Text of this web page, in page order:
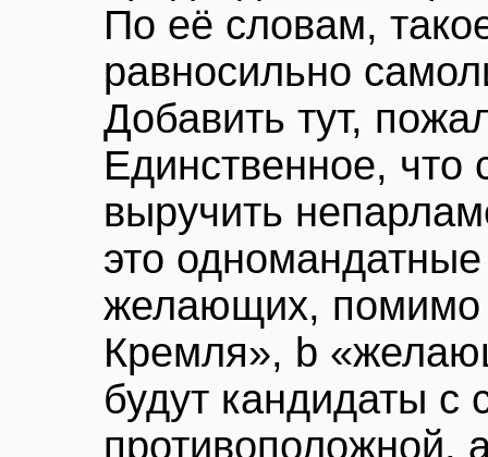
По её словам,
равносильно
Добавить тут,
Единственное, что
выручить
это
желающих, помимо
Кремля», b
будут кандидаты с
противоположной,